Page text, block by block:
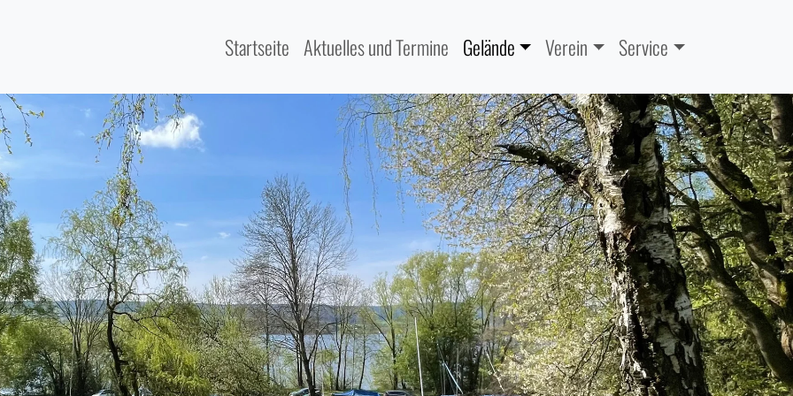
Startseite Aktuelles und Termine Gelände Verein Service